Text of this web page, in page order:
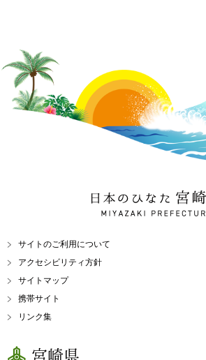
日本のひなた 宮崎県
MIYAZAKI PREFECTURE
サイトのご利用について
アクセシビリティ方針
サイトマップ
携帯サイト
リンク集
宮崎県